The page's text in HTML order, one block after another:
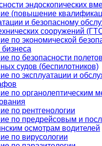
эндоскопических
(повышение
и безопасному
сооружений
по экономической
по безопасности
судов (беспилотников)
по эксплуатации и
по органолептическим
по рентгенологии
по предрейсовым и
осмотрам водителей
по вирусологии